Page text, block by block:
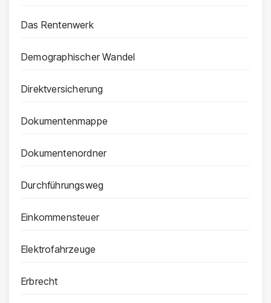
Das Rentenwerk
Demographischer Wandel
Direktversicherung
Dokumentenmappe
Dokumentenordner
Durchführungsweg
Einkommensteuer
Elektrofahrzeuge
Erbrecht